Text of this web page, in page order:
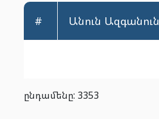
# Անուն Ազգանուն
ընդամենը: 3353